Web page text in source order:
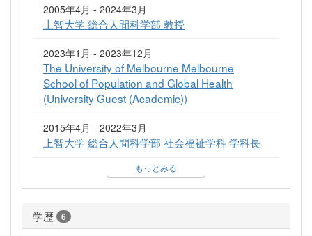
2005年4月 - 2024年3月
上智大学 総合人間科学部 教授
2023年1月 - 2023年12月
The University of Melbourne Melbourne
School of Population and Global Health
(University Guest (Academic))
2015年4月 - 2022年3月
上智大学 総合人間科学部 社会福祉学科 学科長
もっとみる
学歴 6